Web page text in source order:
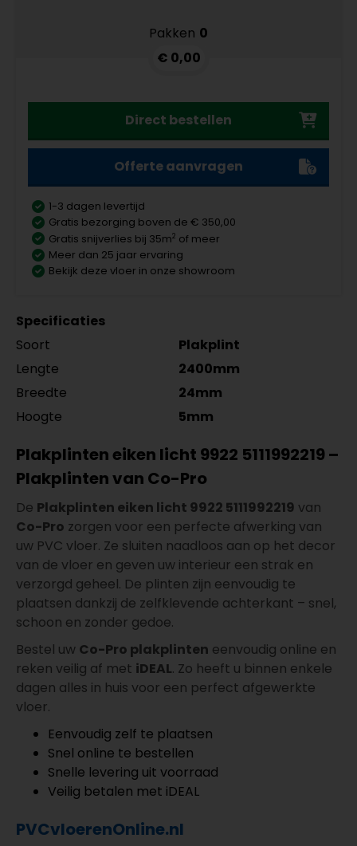
Pakken 0
€ 0,00
Direct bestellen
Offerte aanvragen
1-3 dagen levertijd
Gratis bezorging boven de € 350,00
Gratis snijverlies bij 35m2 of meer
Meer dan 25 jaar ervaring
Bekijk deze vloer in onze showroom
Specificaties
Soort
Plakplint
Lengte
2400mm
Breedte
24mm
Hoogte
5mm
Plakplinten eiken licht 9922 5111992219 –
Plakplinten van Co-Pro
De Plakplinten eiken licht 9922 5111992219 van
Co-Pro zorgen voor een perfecte afwerking van
uw PVC vloer. Ze sluiten naadloos aan op het decor
van de vloer en geven uw interieur een strak en
verzorgd geheel. De plinten zijn eenvoudig te
plaatsen dankzij de zelfklevende achterkant – snel,
schoon en zonder gedoe.
Bestel uw Co-Pro plakplinten eenvoudig online en
reken veilig af met iDEAL. Zo heeft u binnen enkele
dagen alles in huis voor een perfect afgewerkte
vloer.
Eenvoudig zelf te plaatsen
Snel online te bestellen
Snelle levering uit voorraad
Veilig betalen met iDEAL
PVCvloerenOnline.nl